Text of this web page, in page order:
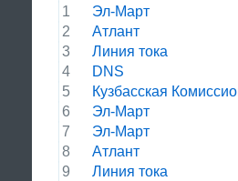
1
Эл-Март
2
Атлант
3
Линия тока
4
DNS
5
Кузбасская
6
Эл-Март
7
Эл-Март
8
Атлант
9
Линия тока